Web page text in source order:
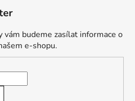
budeme zasílat informace o
e-shopu.